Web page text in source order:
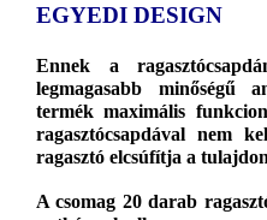
EGYEDI DESIGN
Ennek a
legmagasabb minőségű
termék maximális
ragasztócsapdával nem
ragasztó elcsúfítja a
A csomag 20 darab